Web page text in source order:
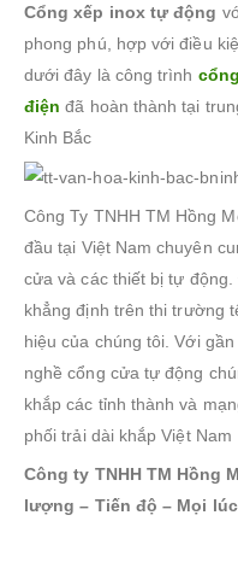
Cổng xếp inox tự động
phong phú, hợp với điều
dưới đây là công trình
điện đã hoàn thành tại
Kinh Bắc
Công Ty TNHH TM Hồng
đầu tại Việt Nam chuyên
cửa và các thiết bị tự
khẳng định trên thi trường
hiệu của chúng tôi. Với
nghề cổng cửa tự động
khắp các tỉnh thành và
phối trải dài khắp Việt Nam
Công ty TNHH TM Hồng
lượng – Tiến độ – Mọi